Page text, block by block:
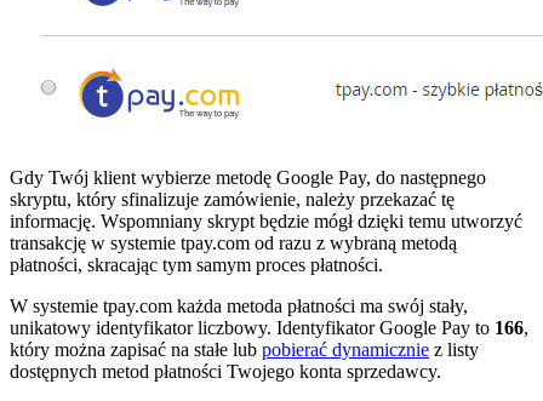
Gdy Twój klient wybierze metodę Google Pay, do następnego
skryptu, który sfinalizuje zamówienie, należy przekazać tę
informację. Wspomniany skrypt będzie mógł dzięki temu utworzyć
transakcję w systemie tpay.com od razu z wybraną metodą
płatności, skracając tym samym proces płatności.
W systemie tpay.com każda metoda płatności ma swój stały,
unikatowy identyfikator liczbowy. Identyfikator Google Pay to 166,
który można zapisać na stałe lub pobierać dynamicznie z listy
dostępnych metod płatności Twojego konta sprzedawcy.